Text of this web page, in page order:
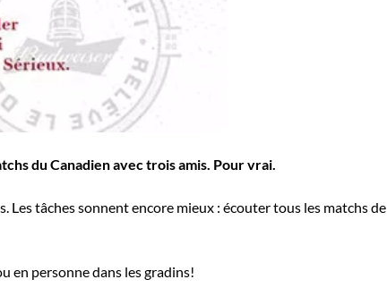
du Canadien avec trois amis. Pour vrai.
Les tâches sonnent encore mieux : écouter tous les matchs
en personne dans les gradins!